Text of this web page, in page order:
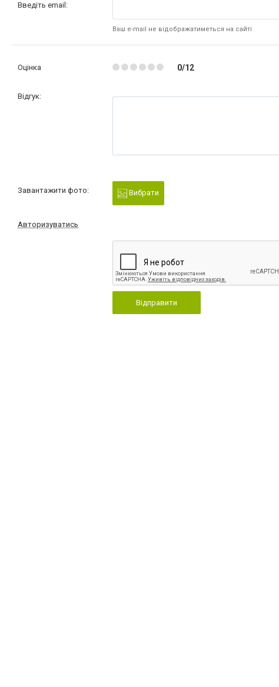
Введіть email:
Ваш e-mail не відображатиметься на сайті
Оцінка 0/12
Відгук:
Завантажити фото: Вибрати
Авторизуватись
Відправити